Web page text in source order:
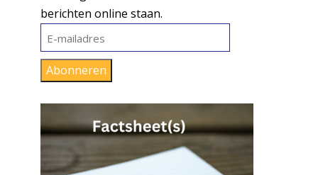
berichten online staan.
E-
mailadres
Abonneren